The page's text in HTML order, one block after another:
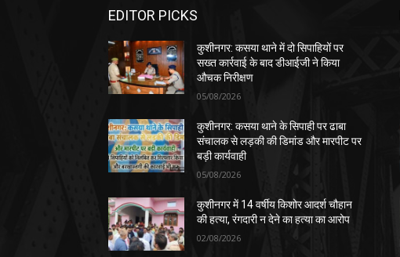
EDITOR PICKS
कुशीनगर: कसया थाने में दो सिपाहियों पर
सख्त कार्रवाई के बाद डीआईजी ने किया
औचक निरीक्षण
05/08/2026
कुशीनगर: कसया थाने के सिपाही पर ढाबा
संचालक से लड़की की डिमांड और मारपीट पर
बड़ी कार्यवाही
05/08/2026
कुशीनगर में 14 वर्षीय किशोर आदर्श चौहान
की हत्या, रंगदारी न देने का हत्या का आरोप
02/08/2026